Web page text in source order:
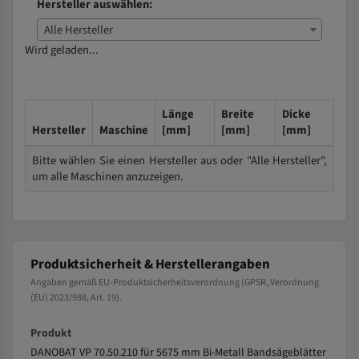
Hersteller auswählen:
Alle Hersteller
Wird geladen...
Hersteller Maschine
Länge
[mm]
Breite
[mm]
Dicke
[mm]
Bitte wählen Sie einen Hersteller aus oder "Alle Hersteller",
um alle Maschinen anzuzeigen.
Produktsicherheit & Herstellerangaben
Angaben gemäß EU-Produktsicherheitsverordnung (GPSR, Verordnung
(EU) 2023/988, Art. 19).
Produkt
DANOBAT VP 70.50.210 für 5675 mm Bi-Metall Bandsägeblätter